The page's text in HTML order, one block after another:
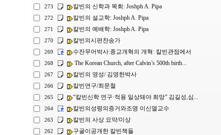
273 칼빈의 신학과 목회: Joshph A. Pipa
272 칼빈의 설교학: Joshph A. Pipa
271 칼빈의 예배학: Joshph A. Pipa
270 칼빈의시편찬송가
269 수잔무어박사:종교개혁의 개혁: 칼빈관점에서
268 The Korean Church, after Calvin’s 500th birth...
267 칼빈의 영성/ 김영한박사
266 칼빈연구/최문철
265 “칼빈신학 연구·적용 일상돼야 희망” 김길성,심...
264 칼빈의성령의증거와조명 이신열교수
263 칼빈의 사상 요약/미상
262 구굴이공개한 칼빈책들